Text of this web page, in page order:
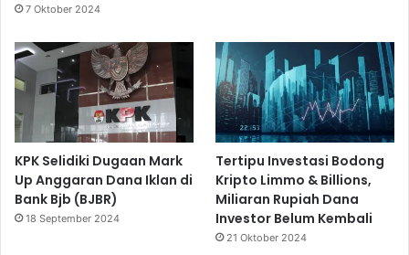
7 Oktober 2024
KPK Selidiki Dugaan Mark
Up Anggaran Dana Iklan di
Bank Bjb (BJBR)
18 September 2024
Tertipu Investasi Bodong
Kripto Limmo & Billions,
Miliaran Rupiah Dana
Investor Belum Kembali
21 Oktober 2024